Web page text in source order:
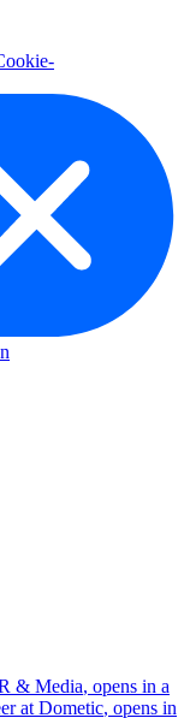
& Media, opens in a
at Dometic, opens in